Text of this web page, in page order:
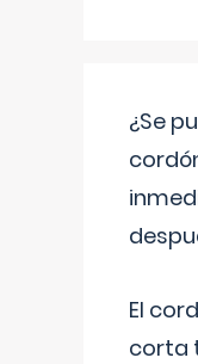
¿Se
El
corta